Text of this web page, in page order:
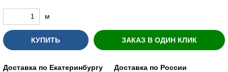
м
КУПИТЬ ЗАКАЗ В ОДИН КЛИК
Доставка по Екатеринбургу Доставка по России